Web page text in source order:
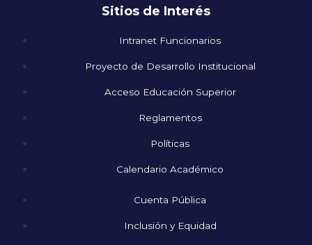
Sitios de Interés
Intranet Funcionarios
Proyecto de Desarrollo Institucional
Acceso Educación Superior
Reglamentos
Políticas
Calendario Académico
Cuenta Pública
Inclusión y Equidad